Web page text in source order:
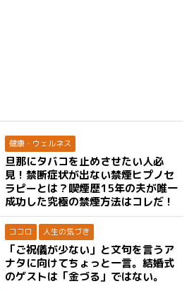
健康・ウェルネス
旦那にタバコを止めさせたい人必
見！禁断症状が出ない禁煙ヒプノセ
ラピーとは？喫煙歴15年の夫が唯一
成功した究極の禁煙方法はコレだ！
ココロ 人生の気づき
「ご祝儀が少ない」と文句を言うア
ナタに向けてちょっと一言。結婚式
のゲストは「金づる」ではない。